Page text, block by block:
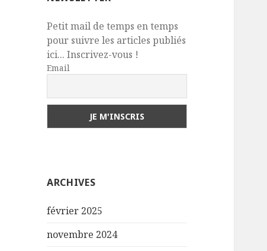
Petit mail de temps en temps
pour suivre les articles publiés
ici... Inscrivez-vous !
Email
ARCHIVES
février 2025
novembre 2024